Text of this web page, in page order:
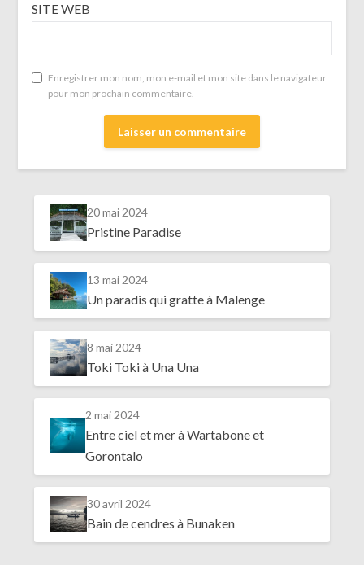
SITE WEB
Enregistrer mon nom, mon e-mail et mon site dans le navigateur
pour mon prochain commentaire.
20 mai 2024
Pristine Paradise
13 mai 2024
Un paradis qui gratte à Malenge
8 mai 2024
Toki Toki à Una Una
2 mai 2024
Entre ciel et mer à Wartabone et
Gorontalo
30 avril 2024
Bain de cendres à Bunaken